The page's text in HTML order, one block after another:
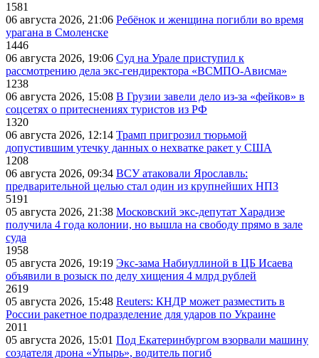
1581
06 августа 2026, 21:06 Ребёнок и женщина погибли во время
урагана в Смоленске
1446
06 августа 2026, 19:06 Суд на Урале приступил к
рассмотрению дела экс-гендиректора «ВСМПО-Ависма»
1238
06 августа 2026, 15:08 В Грузии завели дело из-за «фейков» в
соцсетях о притеснениях туристов из РФ
1320
06 августа 2026, 12:14 Трамп пригрозил тюрьмой
допустившим утечку данных о нехватке ракет у США
1208
06 августа 2026, 09:34 ВСУ атаковали Ярославль:
предварительной целью стал один из крупнейших НПЗ
5191
05 августа 2026, 21:38 Московский экс-депутат Харадизе
получила 4 года колонии, но вышла на свободу прямо в зале
суда
1958
05 августа 2026, 19:19 Экс-зама Набиуллиной в ЦБ Исаева
объявили в розыск по делу хищения 4 млрд рублей
2619
05 августа 2026, 15:48 Reuters: КНДР может разместить в
России ракетное подразделение для ударов по Украине
2011
05 августа 2026, 15:01 Под Екатеринбургом взорвали машину
создателя дрона «Упырь», водитель погиб